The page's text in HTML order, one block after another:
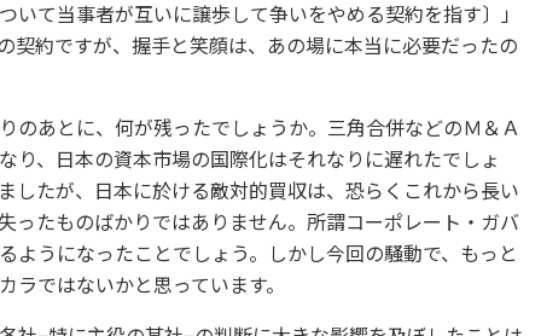
て当事者が互いに譲歩して争いをやめる契約を指す〕」
契約ですが、握手と笑顔は、あの場に本当に必要だったの
のあとに、何が残ったでしょうか。三角合併などのＭ＆Ａ
り、日本の資本市場の国際化はそれなりに遅れたでしょ
したが、日本に於ける敵対的買収は、恐らくこれから長い
ったものばかりではありません。所謂コーポレート・ガバ
ようになったことでしょう。しかし今回の騒動で、もっと
ではないかと思っています。